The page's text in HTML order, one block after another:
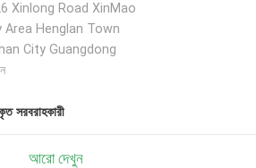
Xinlong Road XinMao
Area Henglan Town
City Guangdong
সরবরাহকারী
আরো দেখুন